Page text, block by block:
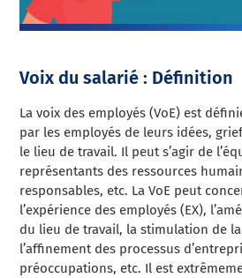
Voix du salarié : Définition
La voix des employés (VoE) est
par les employés de leurs idées,
le lieu de travail. Il peut s’agir de
représentants des ressources
responsables, etc. La VoE peut
l’expérience des employés (EX),
du lieu de travail, la stimulation de
l’affinement des processus
préoccupations, etc. Il est